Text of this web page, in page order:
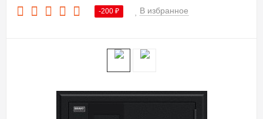
-200 ₽ В избранное